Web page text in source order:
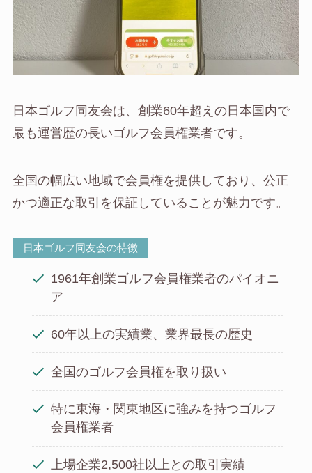
日本ゴルフ同友会は、創業60年超えの日本国内で
最も運営歴の長いゴルフ会員権業者です。
全国の幅広い地域で会員権を提供しており、公正
かつ適正な取引を保証していることが魅力です。
日本ゴルフ同友会の特徴
1961年創業ゴルフ会員権業者のパイオニ
ア
60年以上の実績業、業界最長の歴史
全国のゴルフ会員権を取り扱い
特に東海・関東地区に強みを持つゴルフ
会員権業者
上場企業2,500社以上との取引実績